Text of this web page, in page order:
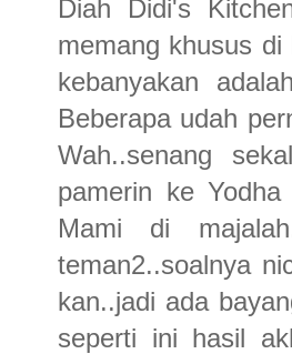
Diah Didi's
memang khusus
kebanyakan
Beberapa udah
Wah..senang
pamerin ke
Mami di
teman2..soalnya
kan..jadi ada
seperti ini hasil